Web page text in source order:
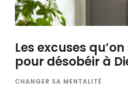
Les excuses
pour désobéir à
CHANGER SA MENTALITÉ